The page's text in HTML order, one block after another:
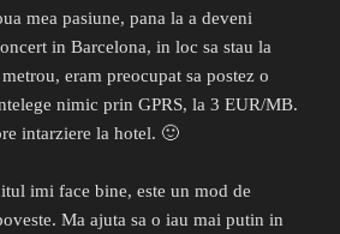
mea pasiune, pana la a deveni
in Barcelona, in loc sa stau la
eram preocupat sa postez o
nimic prin GPRS, la 3 EUR/MB.
intarziere la hotel. 🙂
imi face bine, este un mod de
Ma ajuta sa o iau mai putin in